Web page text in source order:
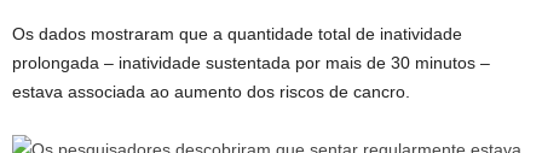
Os dados mostraram que a quantidade total de inatividade
prolongada – inatividade sustentada por mais de 30 minutos –
estava associada ao aumento dos riscos de cancro.